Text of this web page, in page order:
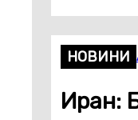
НОВИНИ
Иран: